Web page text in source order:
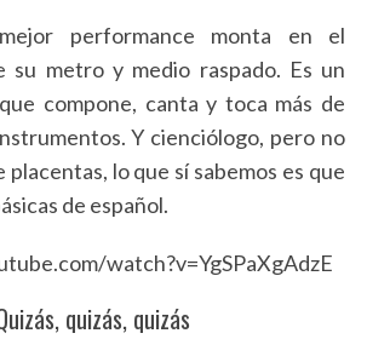
performance monta en el
su metro y medio raspado. Es un
compone, canta y toca más de
Y cienciólogo, pero no
placentas, lo que sí sabemos es que
de español.
watch?v=YgSPaXgAdzE
quizás, quizás